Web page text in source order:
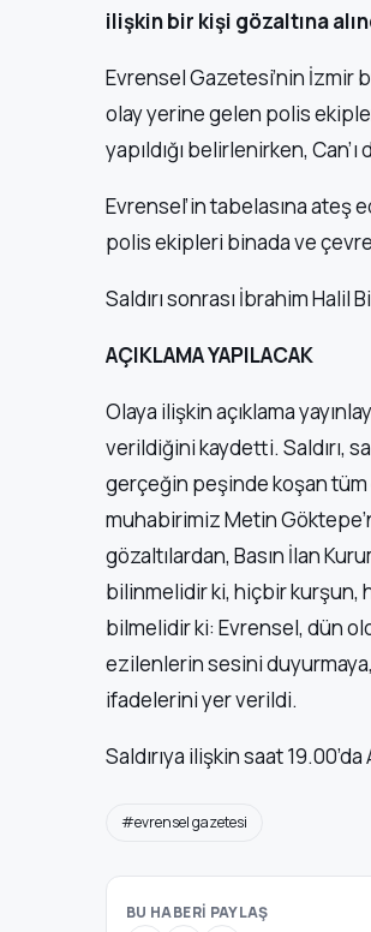
ilişkin bir kişi gözaltına
Evrensel Gazetesi’nin İzmir
olay yerine gelen polis
yapıldığı belirlenirken,
Evrensel’in tabelasına ateş
polis ekipleri binada ve
Saldırı sonrası İbrahim Halil
AÇIKLAMA YAPILACAK
Olaya ilişkin açıklama
verildiğini kaydetti. Saldırı,
gerçeğin peşinde koşan tüm
muhabirimiz Metin
gözaltılardan, Basın İlan
bilinmelidir ki, hiçbir kurşun,
bilmelidir ki: Evrensel, dün
ezilenlerin sesini
ifadelerini yer verildi.
Saldırıya ilişkin saat
#evrensel gazetesi
BU HABERİ PAYLAŞ